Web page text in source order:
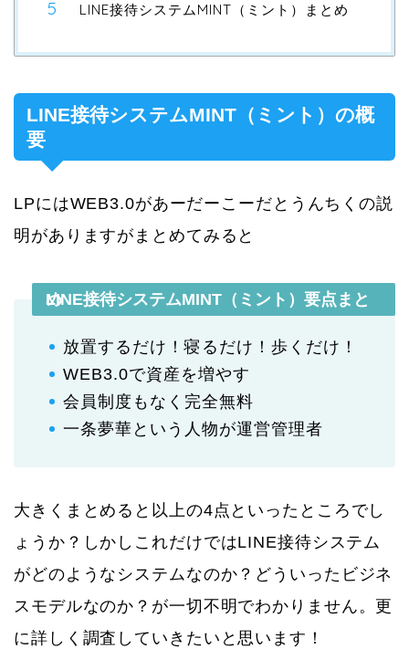
LINE接待システムMINT（ミント）まとめ
LINE接待システムMINT（ミント）の概
要
LPにはWEB3.0があーだーこーだとうんちくの説
明がありますがまとめてみると
LINE接待システムMINT（ミント）要点まとめ
放置するだけ！寝るだけ！歩くだけ！
WEB3.0で資産を増やす
会員制度もなく完全無料
一条夢華という人物が運営管理者
大きくまとめると以上の4点といったところでし
ょうか？しかしこれだけではLINE接待システム
がどのようなシステムなのか？どういったビジネ
スモデルなのか？が一切不明でわかりません。更
に詳しく調査していきたいと思います！